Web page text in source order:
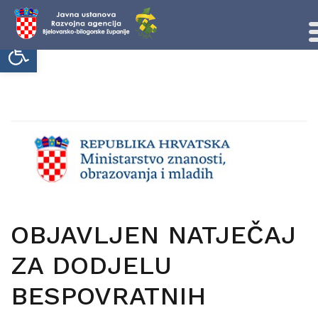
Open toolbar
Skip
to
OBJAVLJEN NATJEČAJ
ZA DODJELU
BESPOVRATNIH